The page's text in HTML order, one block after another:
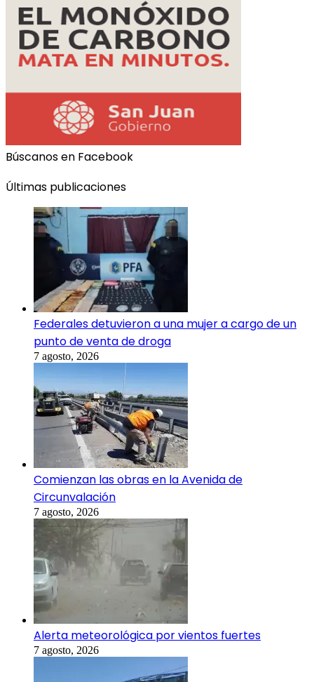
Búscanos en Facebook
Últimas publicaciones
Federales detuvieron a una mujer a cargo de un
punto de venta de droga
7 agosto, 2026
Comienzan las obras en la Avenida de
Circunvalación
7 agosto, 2026
Alerta meteorológica por vientos fuertes
7 agosto, 2026